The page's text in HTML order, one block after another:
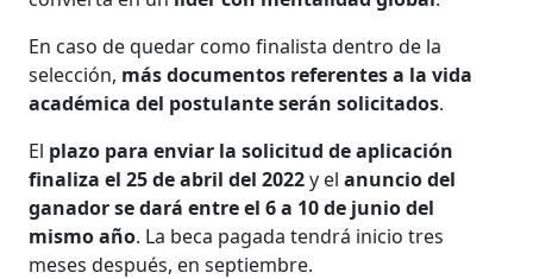
En caso de quedar como finalista dentro de la
selección, más documentos referentes a la vida
académica del postulante serán solicitados.
El plazo para enviar la solicitud de aplicación
finaliza el 25 de abril del 2022y el anuncio del
ganador se dará entre el 6 a 10 de junio del
mismo año. La beca pagada tendrá inicio tres
meses después, en septiembre.